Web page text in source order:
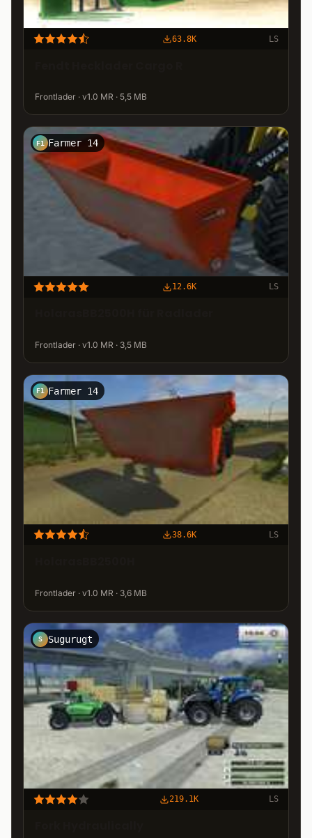
63.8K LS
Frontlader · v1.0 MR · 5,5 MB
F1 Farmer 14
12.6K LS
Frontlader · v1.0 MR · 3,5 MB
F1 Farmer 14
38.6K LS
Frontlader · v1.0 MR · 3,6 MB
S Sugurugt
219.1K LS